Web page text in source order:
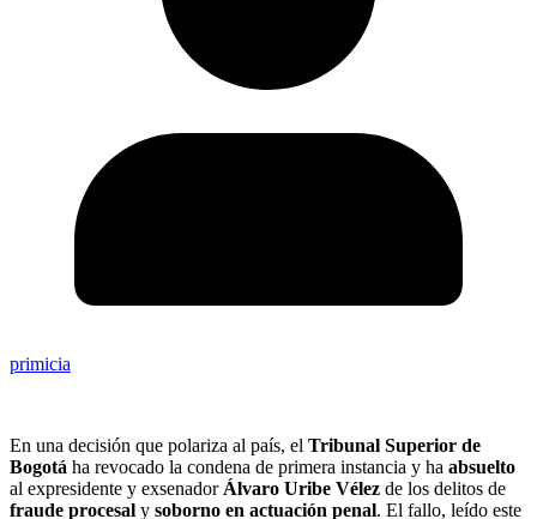
primicia
En una decisión que polariza al país, el Tribunal Superior de
Bogotá ha revocado la condena de primera instancia y ha absuelto
al expresidente y exsenador Álvaro Uribe Vélez de los delitos de
fraude procesal y soborno en actuación penal. El fallo, leído este